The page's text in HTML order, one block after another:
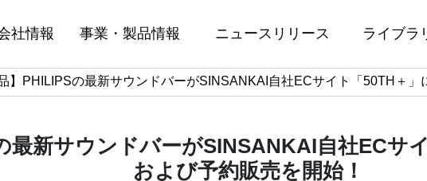
社情報 事業・製品情報 ニュースリリース ライブラ
品】PHILIPSの最新サウンドバーがSINSANKAI自社ECサイト「50TH＋」
最新サウンドバーがSINSANKAI自社ECサ
および予約販売を開始！